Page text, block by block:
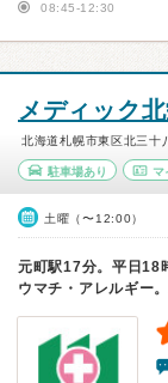
08:45-12:30
メディック
北海道札幌市東区北三十
駐車場あり マ
土曜（〜12:00）
元町駅17分。平日18
ウマチ・アレルギー